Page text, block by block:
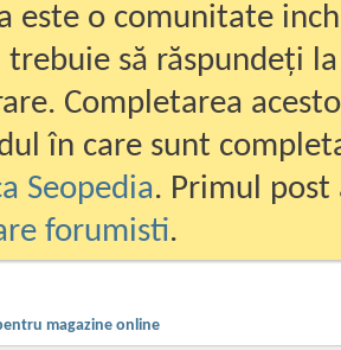
este o comunitate
trebuie să răspundeți
Completarea
în care sunt
Seopedia. Primul
forumisti.
magazine online